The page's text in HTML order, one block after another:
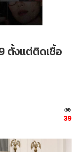
ตั้งแต่ติดเชื้อ
39